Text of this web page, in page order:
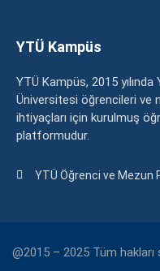
YTÜ Kampüs
YTÜ Kampüs, 2015 yılında
Üniversitesi öğrencileri ve
ihtiyaçları için kurulmuş
platformudur.
YTÜ Öğrenci ve Mezun
@2015 – 2025 Tüm hakları